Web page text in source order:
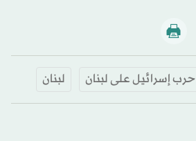
حرب إسرائيل على لبنان لبنان